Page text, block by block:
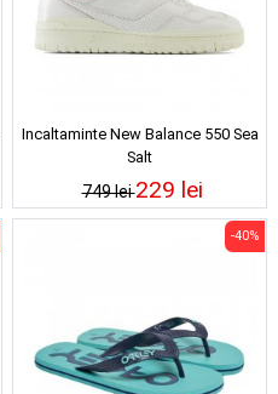
Incaltaminte New Balance 550 Sea
Salt
749 lei229 lei
-40%